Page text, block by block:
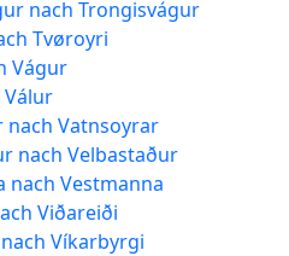
nach Trongisvágur
Tvøroyri
Vágur
Válur
nach Vatnsoyrar
nach Velbastaður
nach Vestmanna
Viðareiði
Víkarbyrgi